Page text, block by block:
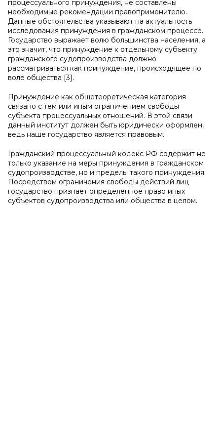
процессуального принуждения, не составлены
необходимые рекомендации правоприменителю.
Данные обстоятельства указывают на актуальность
исследования принуждения в гражданском процессе.
Государство выражает волю большинства населения, а
это значит, что принуждение к отдельному субъекту
гражданского судопроизводства должно
рассматриваться как принуждение, происходящее по
воле общества [3].
Принуждение как общетеоретическая категория
связано с тем или иным ограничением свободы
субъекта процессуальных отношений. В этой связи
данный институт должен быть юридически оформлен,
ведь наше государство является правовым.
Гражданский процессуальный кодекс РФ содержит не
только указание на меры принуждения в гражданском
судопроизводстве, но и пределы такого принуждения.
Посредством ограничения свободы действий лиц
государство признает определенное право иных
субъектов судопроизводства или общества в целом.